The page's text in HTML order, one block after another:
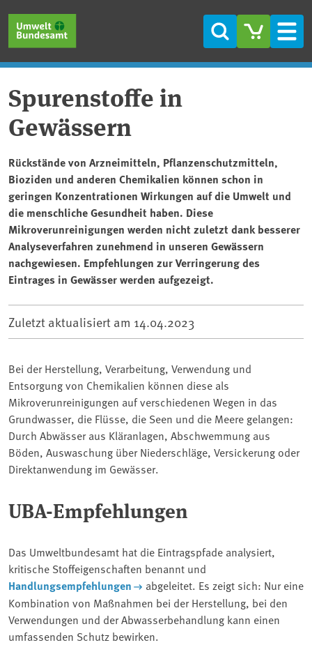
Suche
Spurenstoffe in
Gewässern
Rückstände von Arzneimitteln, Pflanzenschutzmitteln,
Bioziden und anderen Chemikalien können schon in
geringen Konzentrationen Wirkungen auf die Umwelt und
die menschliche Gesundheit haben. Diese
Mikroverunreinigungen werden nicht zuletzt dank besserer
Analyseverfahren zunehmend in unseren Gewässern
nachgewiesen. Empfehlungen zur Verringerung des
Eintrages in Gewässer werden aufgezeigt.
Zuletzt aktualisiert am 14.04.2023
Bei der Herstellung, Verarbeitung, Verwendung und
Entsorgung von Chemikalien können diese als
Mikroverunreinigungen auf verschiedenen Wegen in das
Grundwasser, die Flüsse, die Seen und die Meere gelangen:
Durch Abwässer aus Kläranlagen, Abschwemmung aus
Böden, Auswaschung über Niederschläge, Versickerung oder
Direktanwendung im Gewässer.
UBA-Empfehlungen
Das Umweltbundesamt hat die Eintragspfade analysiert,
kritische Stoffeigenschaften benannt und
Handlungsempfehlungen
abgeleitet. Es zeigt sich: Nur eine
Kombination von Maßnahmen bei der Herstellung, bei den
Verwendungen und der Abwasserbehandlung kann einen
umfassenden Schutz bewirken.